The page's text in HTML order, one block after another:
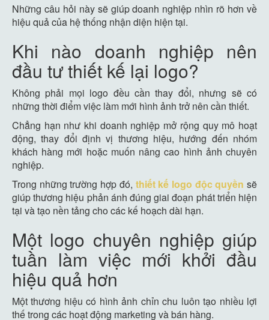
Những câu hỏi này sẽ giúp doanh nghiệp nhìn rõ hơn về
hiệu quả của hệ thống nhận diện hiện tại.
Khi nào doanh nghiệp nên
đầu tư thiết kế lại logo?
Không phải mọi logo đều cần thay đổi, nhưng sẽ có
những thời điểm việc làm mới hình ảnh trở nên cần thiết.
Chẳng hạn như khi doanh nghiệp mở rộng quy mô hoạt
động, thay đổi định vị thương hiệu, hướng đến nhóm
khách hàng mới hoặc muốn nâng cao hình ảnh chuyên
nghiệp.
Trong những trường hợp đó, thiết kế logo độc quyền sẽ
giúp thương hiệu phản ánh đúng giai đoạn phát triển hiện
tại và tạo nền tảng cho các kế hoạch dài hạn.
Một logo chuyên nghiệp giúp
tuần làm việc mới khởi đầu
hiệu quả hơn
Một thương hiệu có hình ảnh chỉn chu luôn tạo nhiều lợi
thế trong các hoạt động marketing và bán hàng.